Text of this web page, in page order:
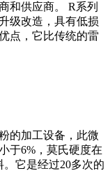
和供应商。 R系列
级改造，具有低损
点，它比传统的雷
的加工设备，此微
于6%，莫氏硬度在
它是经过20多次的